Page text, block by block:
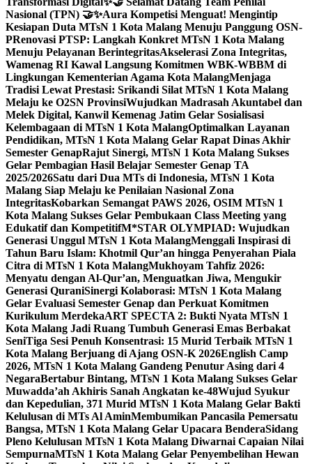
Nasional (TPN) 🤝✨Aura Kompetisi Menguat! Mengintip
Kesiapan Duta MTsN 1 Kota Malang Menuju Panggung OSN-
PRenovasi PTSP: Langkah Konkret MTsN 1 Kota Malang
Menuju Pelayanan BerintegritasAkselerasi Zona Integritas,
Wamenag RI Kawal Langsung Komitmen WBK-WBBM di
Lingkungan Kementerian Agama Kota MalangMenjaga
Tradisi Lewat Prestasi: Srikandi Silat MTsN 1 Kota Malang
Melaju ke O2SN ProvinsiWujudkan Madrasah Akuntabel dan
Melek Digital, Kanwil Kemenag Jatim Gelar Sosialisasi
Kelembagaan di MTsN 1 Kota MalangOptimalkan Layanan
Pendidikan, MTsN 1 Kota Malang Gelar Rapat Dinas Akhir
Semester GenapRajut Sinergi, MTsN 1 Kota Malang Sukses
Gelar Pembagian Hasil Belajar Semester Genap TA
2025/2026Satu dari Dua MTs di Indonesia, MTsN 1 Kota
Malang Siap Melaju ke Penilaian Nasional Zona
IntegritasKobarkan Semangat PAWS 2026, OSIM MTsN 1
Kota Malang Sukses Gelar Pembukaan Class Meeting yang
Edukatif dan KompetitifM*STAR OLYMPIAD: Wujudkan
Generasi Unggul MTsN 1 Kota MalangMenggali Inspirasi di
Tahun Baru Islam: Khotmil Qur’an hingga Penyerahan Piala
Citra di MTsN 1 Kota MalangMukhoyam Tahfiz 2026:
Menyatu dengan Al-Qur’an, Menguatkan Jiwa, Mengukir
Generasi QuraniSinergi Kolaborasi: MTsN 1 Kota Malang
Gelar Evaluasi Semester Genap dan Perkuat Komitmen
Kurikulum MerdekaART SPECTA 2: Bukti Nyata MTsN 1
Kota Malang Jadi Ruang Tumbuh Generasi Emas Berbakat
SeniTiga Sesi Penuh Konsentrasi: 15 Murid Terbaik MTsN 1
Kota Malang Berjuang di Ajang OSN-K 2026English Camp
2026, MTsN 1 Kota Malang Gandeng Penutur Asing dari 4
NegaraBertabur Bintang, MTsN 1 Kota Malang Sukses Gelar
Muwadda’ah Akhiris Sanah Angkatan ke-48Wujud Syukur
dan Kepedulian, 371 Murid MTsN 1 Kota Malang Gelar Bakti
Kelulusan di MTs Al AminMembumikan Pancasila Pemersatu
Bangsa, MTsN 1 Kota Malang Gelar Upacara BenderaSidang
Pleno Kelulusan MTsN 1 Kota Malang Diwarnai Capaian Nilai
SempurnaMTsN 1 Kota Malang Gelar Penyembelihan Hewan